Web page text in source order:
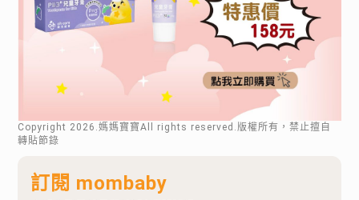
Copyright 2026 .媽媽寶寶All rights reserved.版權所有，禁止擅自
轉貼節錄
訂閱 mombaby